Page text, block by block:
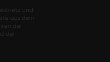
und
aus dem
der
der